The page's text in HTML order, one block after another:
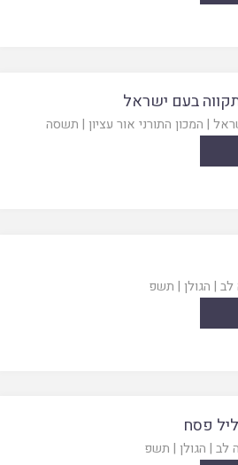
בעם ישראל
| המכון התורני אור עציון | תשסה
לב | הגולן | תשפ
פסח
לב | הגולן | תשפ